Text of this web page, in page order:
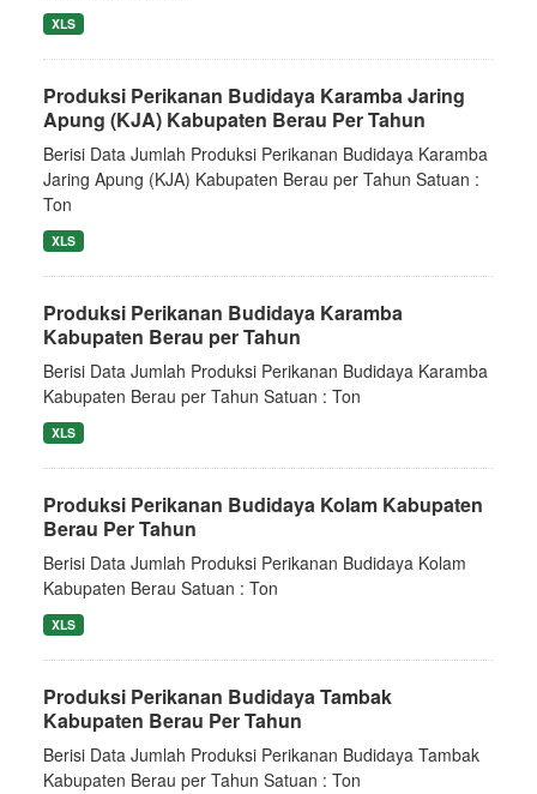
XLS
Produksi Perikanan Budidaya Karamba Jaring
Apung (KJA) Kabupaten Berau Per Tahun
Berisi Data Jumlah Produksi Perikanan Budidaya Karamba
Jaring Apung (KJA) Kabupaten Berau per Tahun Satuan :
Ton
XLS
Produksi Perikanan Budidaya Karamba
Kabupaten Berau per Tahun
Berisi Data Jumlah Produksi Perikanan Budidaya Karamba
Kabupaten Berau per Tahun Satuan : Ton
XLS
Produksi Perikanan Budidaya Kolam Kabupaten
Berau Per Tahun
Berisi Data Jumlah Produksi Perikanan Budidaya Kolam
Kabupaten Berau Satuan : Ton
XLS
Produksi Perikanan Budidaya Tambak
Kabupaten Berau Per Tahun
Berisi Data Jumlah Produksi Perikanan Budidaya Tambak
Kabupaten Berau per Tahun Satuan : Ton